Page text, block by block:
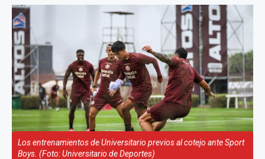
Los entrenamientos de Universitario previos al cotejo ante Sport
Boys. (Foto: Universitario de Deportes)